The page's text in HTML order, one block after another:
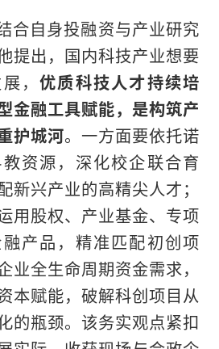
合自身投融资与产业研究
提出，国内科技产业想要
，优质科技人才持续培
金融工具赋能，是构筑产
护城河。一方面要依托诺
资源，深化校企联合育
新兴产业的高精尖人才；
用股权、产业基金、专项
产品，精准匹配初创项
业全生命周期资金需求，
本赋能，破解科创项目从
的瓶颈。该务实观点紧扣